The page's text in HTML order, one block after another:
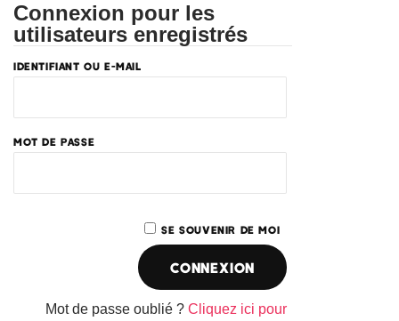
Connexion pour les
utilisateurs enregistrés
IDENTIFIANT OU E-MAIL
MOT DE PASSE
SE SOUVENIR DE MOI
Mot de passe oublié ?Cliquez ici pour